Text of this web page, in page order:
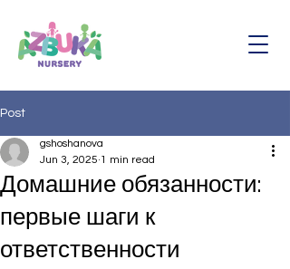
Post
Домашние обязанности:
первые шаги к
ответственности
gshoshanova
Jun 3, 2025 1 min read